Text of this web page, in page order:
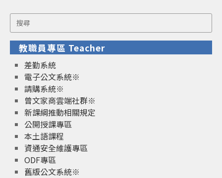
Search
for:
教職員專區 Teacher
差勤系統
電子公文系統※
請購系統※
曾文家商雲端社群※
新課綱推動相關規定
公開授課專區
本土語課程
資通安全維護專區
ODF專區
舊版公文系統※